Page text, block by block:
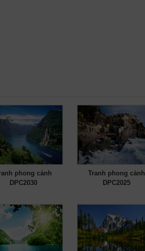
phong cảnh
DPC2030
Tranh phong cảnh
DPC2025